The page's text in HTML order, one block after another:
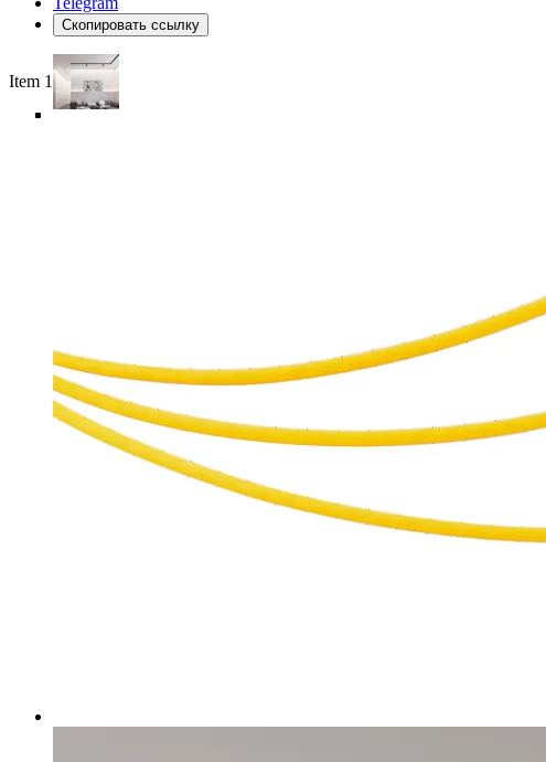
Скопировать ссылку
Item 1 of 6